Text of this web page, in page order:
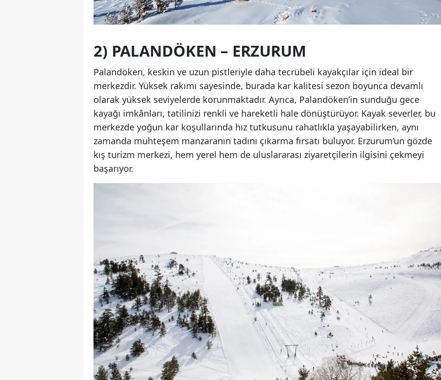
2) PALANDÖKEN – ERZURUM
Palandöken, keskin ve uzun pistleriyle daha tecrübeli kayakçılar için ideal bir
merkezdir. Yüksek rakımı sayesinde, burada kar kalitesi sezon boyunca devamlı
olarak yüksek seviyelerde korunmaktadır. Ayrıca, Palandöken’in sunduğu gece
kayağı imkânları, tatilinizi renkli ve hareketli hale dönüştürüyor. Kayak severler, bu
merkezde yoğun kar koşullarında hız tutkusunu rahatlıkla yaşayabilirken, aynı
zamanda muhteşem manzaranın tadını çıkarma fırsatı buluyor. Erzurum’un gözde
kış turizm merkezi, hem yerel hem de uluslararası ziyaretçilerin ilgisini çekmeyi
başarıyor.